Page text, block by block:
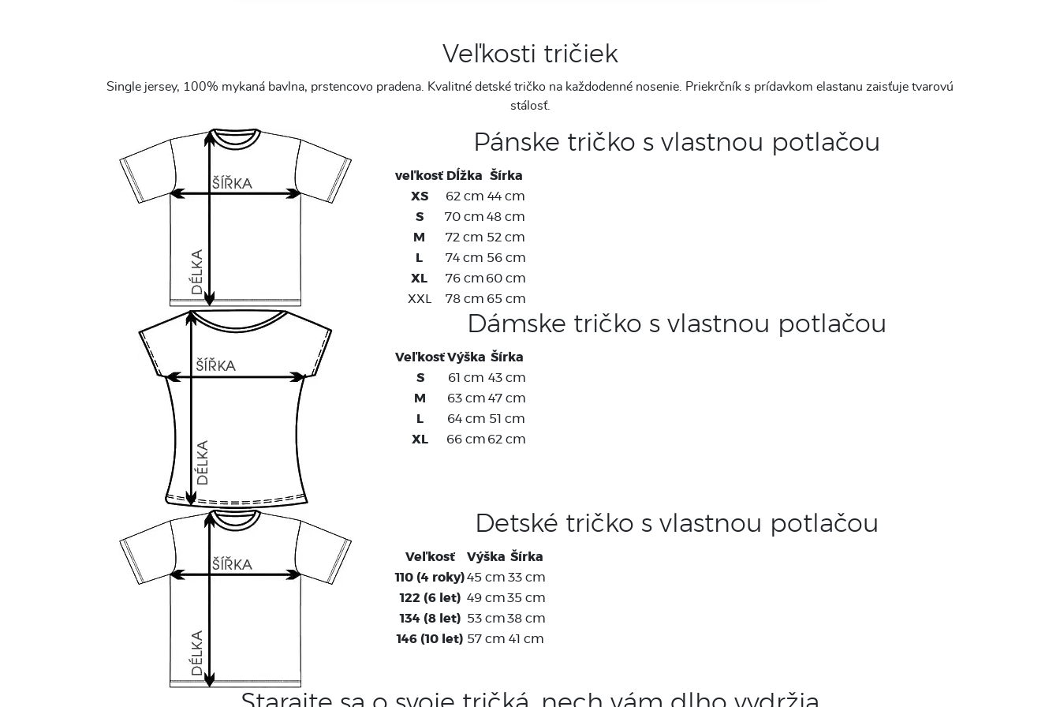
Veľkosti tričiek
Single jersey, 100% mykaná bavlna, prstencovo pradena. Kvalitné detské tričko na každodenné nosenie. Priekrčník s prídavkom elastanu zaisťuje tvarovú
stálosť.
Pánske tričko s vlastnou potlačou
veľkosť Dĺžka
Šírka
XS
62 cm 44 cm
S
70 cm 48 cm
M
72 cm 52 cm
L
74 cm 56 cm
XL
76 cm 60 cm
XXL
78 cm 65 cm
Dámske tričko s vlastnou potlačou
VeľkosťVýška Šírka
S
61 cm 43 cm
M
63 cm 47 cm
L
64 cm 51 cm
XL
66 cm 62 cm
Detské tričko s vlastnou potlačou
Veľkosť Výška Šírka
110 (4 roky) 45 cm 33 cm
122 (6 let) 49 cm 35 cm
134 (8 let) 53 cm 38 cm
146 (10 let) 57 cm 41 cm